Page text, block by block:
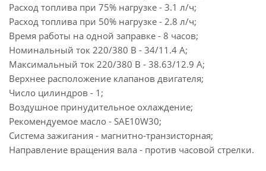
Расход топлива при 75% нагрузке - 3.1 л/ч;
Расход топлива при 50% нагрузке - 2.8 л/ч;
Время работы на одной заправке - 8 часов;
Номинальный ток 220/380 В - 34/11.4 А;
Максимальный ток 220/380 В - 38.63/12.9 А;
Верхнее расположение клапанов двигателя;
Число цилиндров - 1;
Воздушное принудительное охлаждение;
Рекомендуемое масло - SAE10W30;
Система зажигания - магнитно-транзисторная;
Направление вращения вала - против часовой стрелки.